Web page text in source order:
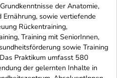
der Anatomie,
Ernährung, sowie vertiefende
Rückentraining,
Training mit SeniorInnen,
sowie Training
Praktikum umfasst 580
der gelernten Inhalte in